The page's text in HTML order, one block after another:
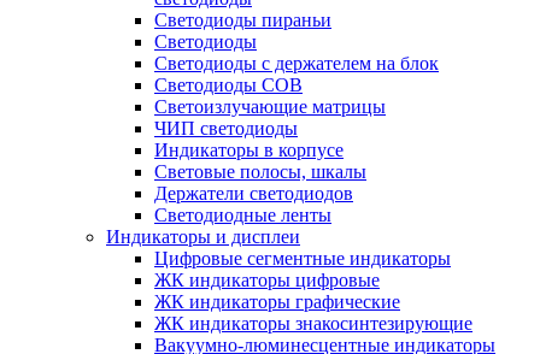
Светодиоды пираньи
Светодиоды
Светодиоды с держателем на блок
Светодиоды COB
Светоизлучающие матрицы
ЧИП светодиоды
Индикаторы в корпусе
Световые полосы, шкалы
Держатели светодиодов
Светодиодные ленты
Индикаторы и дисплеи
Цифровые сегментные индикаторы
ЖК индикаторы цифровые
ЖК индикаторы графические
ЖК индикаторы знакосинтезирующие
Вакуумно-люминесцентные индикаторы